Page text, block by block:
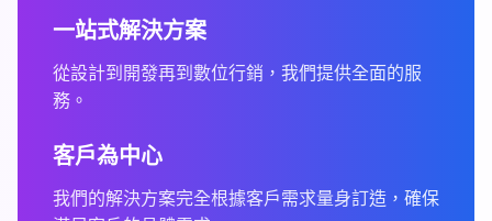
一站式解決方案
從設計到開發再到數位行銷，我們提供全面的服
務。
客戶為中心
我們的解決方案完全根據客戶需求量身訂造，確保